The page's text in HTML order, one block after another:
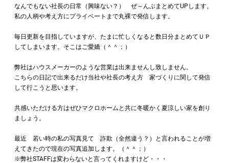
なんでもない社長の日常（興味ない？） ぜ～んぶまとめてUPします。
私の人柄や考え方にプライベートまで丸裸で発信します。
毎日更新を目指していますが、たまに忙しくなると数日分まとめてＵＰ
してしまいます。そこはご愛嬌（＾＾；）
弊社はハウスメーカーのような営業は出来ませんし致しません。
こちらの日記で出来るだけ当社や社長の考え方 家づくりに関して発信
して行こうと思います。
共感いただける方はぜひマクロホームと共に冬暖かく夏涼しい家を創り
ましょう。
最近 若い時の私の写真見て 詐欺（全然違う？）と言われることが増
えてきたので現在の写真追加します。（＾＾；）
※弊社STAFFは変わらないと言ってくれますけど・・・